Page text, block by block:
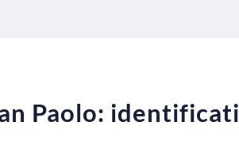
Paolo: identificati